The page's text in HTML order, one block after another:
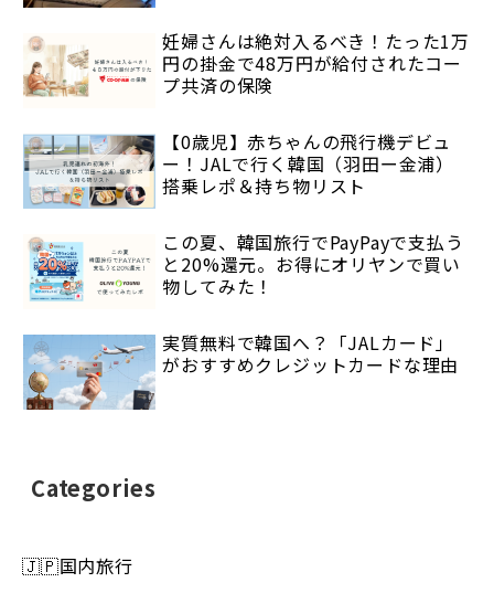
妊婦さんは絶対入るべき！たった1万
円の掛金で48万円が給付されたコー
プ共済の保険
【0歳児】赤ちゃんの飛行機デビュ
ー！JALで行く韓国（羽田ー金浦）
搭乗レポ＆持ち物リスト
この夏、韓国旅行でPayPayで支払う
と20%還元。お得にオリヤンで買い
物してみた！
実質無料で韓国へ？「JALカード」
がおすすめクレジットカードな理由
Categories
🇯🇵国内旅行